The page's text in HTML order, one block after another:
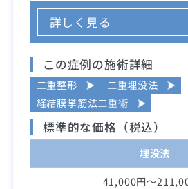
詳しく見る
この症例の施術詳細
二重整形
二重埋没法
経結膜挙筋法二重術
標準的な価格（税込）
埋没法
41,000円～